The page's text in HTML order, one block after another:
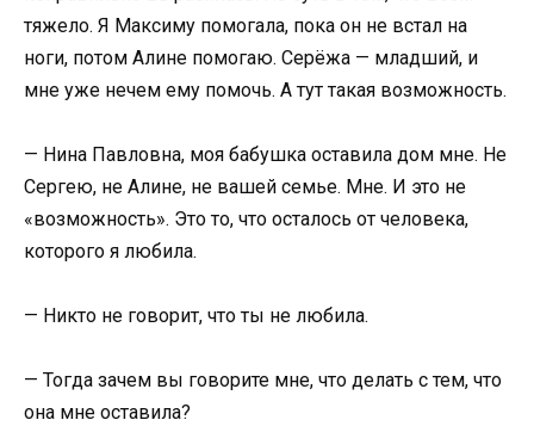
тяжело. Я Максиму помогала, пока он не встал на
ноги, потом Алине помогаю. Серёжа — младший, и
мне уже нечем ему помочь. А тут такая возможность.
— Нина Павловна, моя бабушка оставила дом мне. Не
Сергею, не Алине, не вашей семье. Мне. И это не
«возможность». Это то, что осталось от человека,
которого я любила.
— Никто не говорит, что ты не любила.
— Тогда зачем вы говорите мне, что делать с тем, что
она мне оставила?